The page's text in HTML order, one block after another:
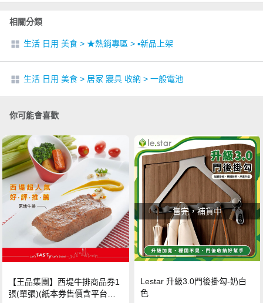
相關分類
生活 日用 美食 > ★熱銷專區 > ▪︎新品上架
生活 日用 美食 > 居家 寢具 收納 > 一般電池
你可能會喜歡
【王品集團】西堤牛排商品券1
張(單張)(紙本券售價含平台物
售完，補貨中
Lestar 升級3.0門後掛勾-奶白
色